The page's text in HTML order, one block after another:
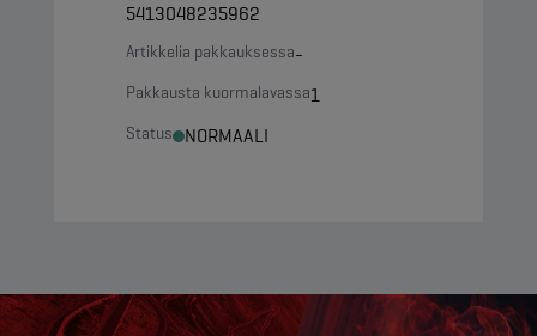
5413048235962
Artikkelia pakkauksessa-
Pakkausta kuormalavassa1
Status NORMAALI